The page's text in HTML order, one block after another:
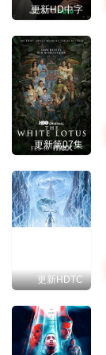
更新HD中字
更新第07集
更新HDTC